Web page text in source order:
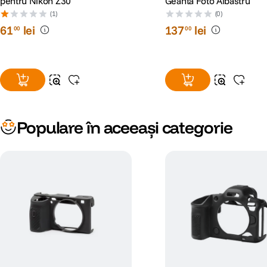
(1)
6100 lei
(0)
13700 lei
Populare în aceeași categorie